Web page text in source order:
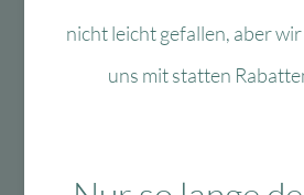
nicht leicht gefallen, aber
uns mit statten